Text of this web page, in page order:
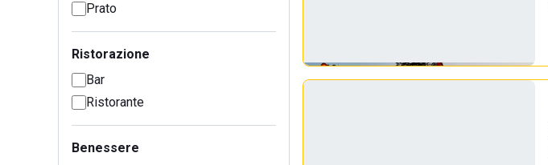
Prato
Ristorazione
Bar
Ristorante
Benessere